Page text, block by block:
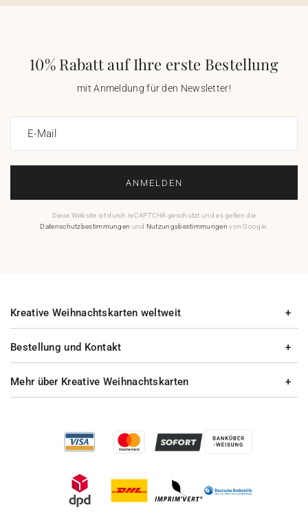
10% Rabatt auf Ihre erste Bestellung
mit Anmeldung für den Newsletter!
E-Mail
ANMELDEN
Diese Website ist durch reCAPTCHA geschützt und es gelten die
Datenschutzbestimmungen und Nutzungsbestimmungen von Google.
Bestellung und Kontakt
Mehr über Kreative Weihnachtskarten
Kreative Weihnachtskarten weltweit